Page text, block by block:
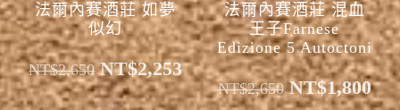
法爾內賽酒莊 如夢
似幻
NT$2,650 NT$2,253
法爾內賽酒莊 混血
王子Farnese
Edizione 5 Autoctoni
NT$2,650 NT$1,800